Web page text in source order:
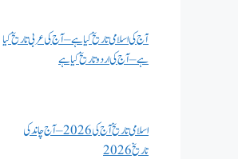
آج کی اسلامی تاریخ کیا ہے – آج کی عربی تاریخ کیا
ہے – آج کی اردو تاریخ کیا ہے
اسلامی تاریخ آج کی 2026 – آج چاند کی
تاریخ 2026